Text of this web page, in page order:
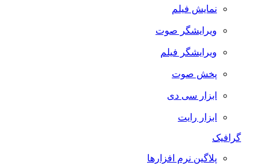
نمایش فیلم
ویرایشگر صوت
ویرایشگر فیلم
پخش صوت
ابزار سی دی
ابزار رایت
گرافیک
پلاگین نرم افزارها